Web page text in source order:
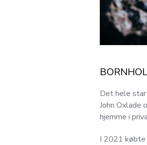
Det hele
John Oxlade
hjemme i
I 2021 købte